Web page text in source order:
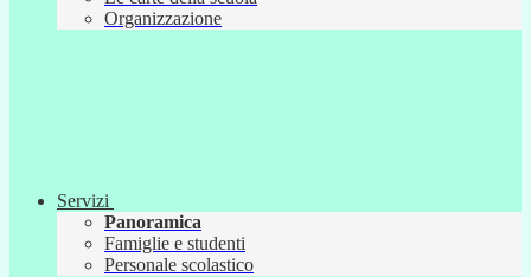
Organizzazione
Servizi
Panoramica
Famiglie e studenti
Personale scolastico